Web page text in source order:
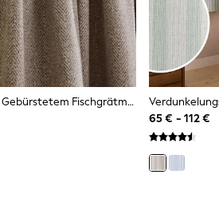
Thermovorhänge Mit Gebürstetem Fischgrätmuster Und Faltenvorhängen, Verdunkelbar
65 € - 112 €